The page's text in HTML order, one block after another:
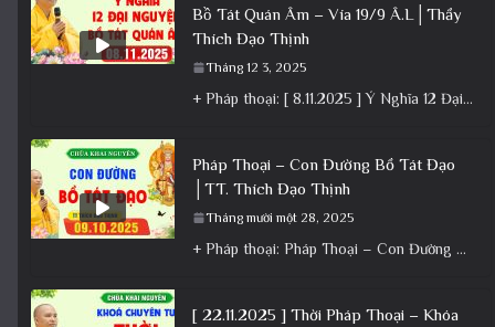
Bồ Tát Quán Âm – Vía 19/9 Â.L│Thầy
Thích Đạo Thịnh
Tháng 12 3, 2025
+ Pháp thoại: [ 8.11.2025 ] Ý Nghĩa 12 Đại Nguyện Của Bồ Tát Quán Âm – Vía 19/9 Â.L│Thầy
Pháp Thoại – Con Đường Bồ Tát Đạo
│TT. Thích Đạo Thịnh
Tháng mười một 28, 2025
+ Pháp thoại: Pháp Thoại – Con Đường Bồ Tát Đạo │TT. Thích Đạo Thịnh + Album: Pháp Thoại +
[ 22.11.2025 ] Thời Pháp Thoại – Khóa